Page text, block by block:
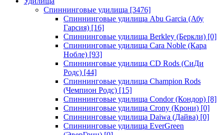
Спиннинговые удилища [3476]
Спиннинговые удилища Abu Garcia (Абу
Гарсия) [16]
Спиннинговые удилища Berkley (Беркли) [0]
Спиннинговые удилища Cara Noble (Кара
Нобле) [93]
Спиннинговые удилища CD Rods (СиДи
Родс) [44]
Спиннинговые удилища Champion Rods
(Чемпион Родс) [15]
Спиннинговые удилища Condor (Кондор) [8]
Спиннинговые удилища Crony (Крони) [0]
Спиннинговые удилища Daiwa (Дайва) [0]
Спиннинговые удилища EverGreen